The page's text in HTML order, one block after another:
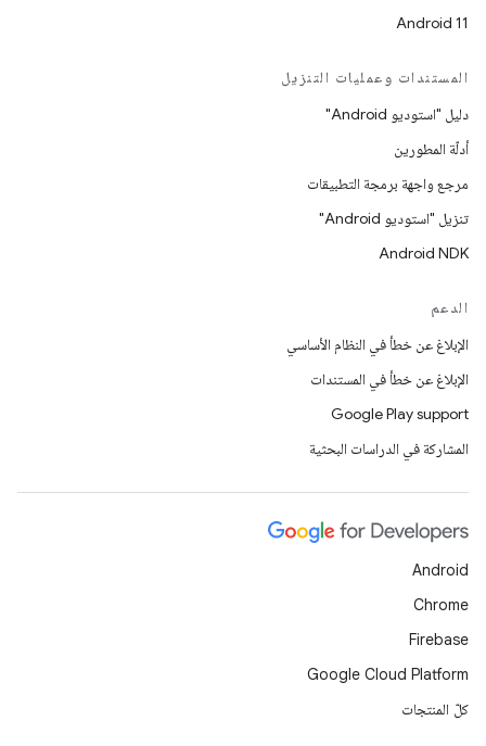
Android 11
المستندات وعمليات التنزيل
دليل "استوديو Android"
أدلّة المطورين
مرجع واجهة برمجة التطبيقات
تنزيل "استوديو Android"
Android NDK
الدعم
الإبلاغ عن خطأ في النظام الأساسي
الإبلاغ عن خطأ في المستندات
Google Play support
المشاركة في الدراسات البحثية
Android
Chrome
Firebase
Google Cloud Platform
كلّ المنتجات